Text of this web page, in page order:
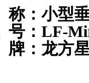
称：小型
号： LF-
牌： 龙方